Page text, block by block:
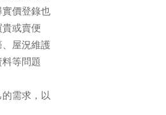
價登錄也
或賣便
屋況維護
等問題
需求，以